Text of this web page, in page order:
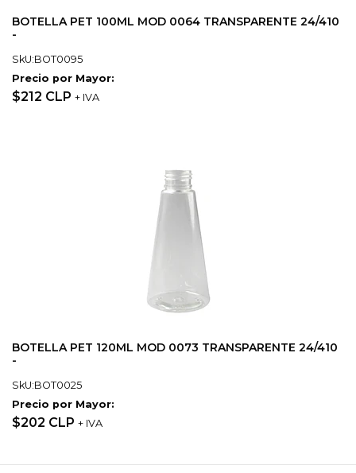
BOTELLA PET 100ML MOD 0064 TRANSPARENTE 24/410
-
SkU:BOT0095
Precio por Mayor:
$212 CLP + IVA
BOTELLA PET 120ML MOD 0073 TRANSPARENTE 24/410
-
SkU:BOT0025
Precio por Mayor:
$202 CLP + IVA